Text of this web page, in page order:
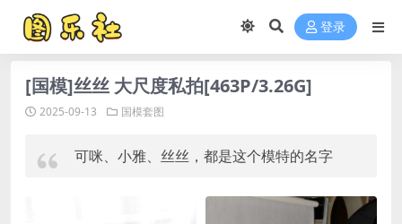
登录
[国模]丝丝 大尺度私拍[463P/3.26G]
2025-09-13 国模套图
可咪、小雅、丝丝，都是这个模特的名字